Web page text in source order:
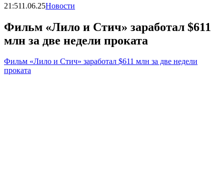
21:511.06.25Новости
Фильм «Лило и Стич» заработал $611
млн за две недели проката
Фильм «Лило и Стич» заработал $611 млн за две недели
проката